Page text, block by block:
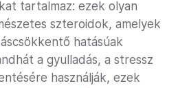
tartalmaz: ezek olyan
szteroidok, amelyek
hatásúak
a gyulladás, a stressz
használják, ezek